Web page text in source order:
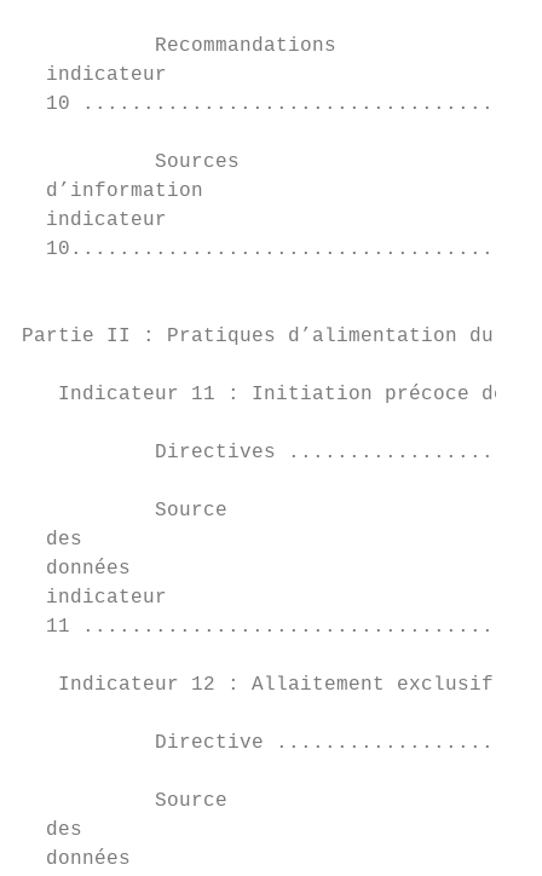
           Recommandations
indicateur
10
           Sources
d’information
indicateur
Partie II : Pratiques d’alimentation
Indicateur 11 : Initiation précoce de
Directives
           Source
des
données
indicateur
11
Indicateur 12 : Allaitement exclusif
Directive
           Source
des
données